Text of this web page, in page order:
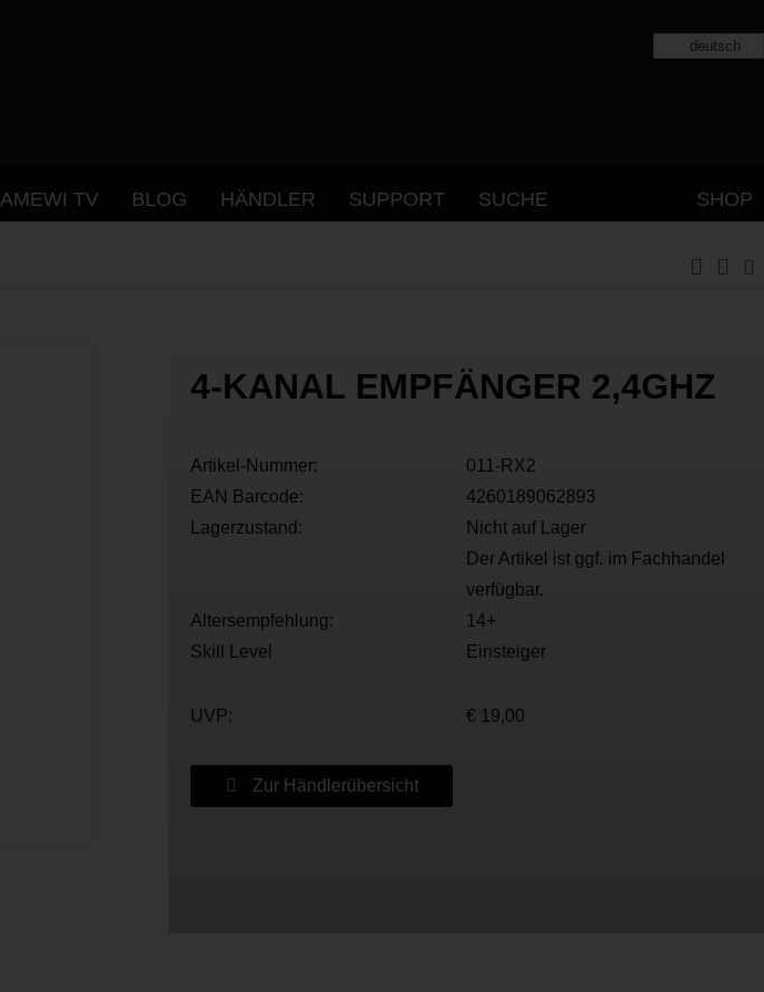
deutsch
AMEWI TV BLOG HÄNDLER SUPPORT SUCHE SHOP
4-KANAL EMPFÄNGER 2,4GHZ
Artikel-Nummer:
011-RX2
EAN Barcode:
4260189062893
Lagerzustand:
Nicht auf Lager
Der Artikel ist ggf. im Fachhandel
verfügbar.
Altersempfehlung:
14+
Skill Level
Einsteiger
UVP: € 19,00
Zur Händlerübersicht